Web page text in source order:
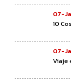
07-
10
07-
Viaje